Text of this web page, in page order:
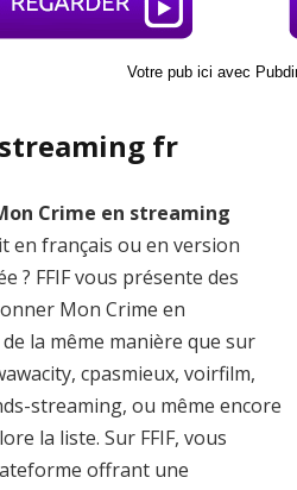
Votre pub ici avec
fr
Crime en streaming
en français ou en version
? FFIF vous présente des
Mon Crime en
la même manière que sur
cpasmieux, voirfilm,
streaming, ou même encore
la liste. Sur FFIF, vous
offrant une